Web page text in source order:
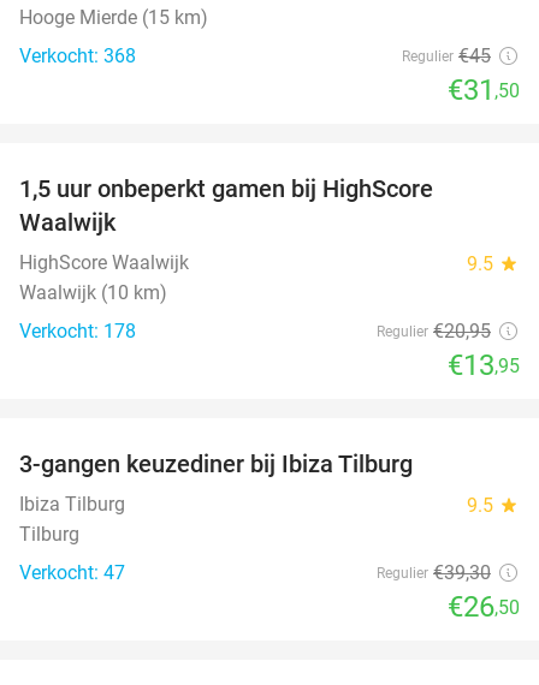
Hooge Mierde (15 km)
Verkocht: 368
Regulier €45
€31 ,50
1,5 uur onbeperkt gamen bij HighScore
Waalwijk
HighScore Waalwijk 9.5 star
Waalwijk (10 km)
Verkocht: 178
Regulier €20,95
€13,95
3-gangen keuzediner bij Ibiza Tilburg
Ibiza Tilburg 9.5 star
Tilburg
Verkocht: 47
Regulier €39,30
€26,50